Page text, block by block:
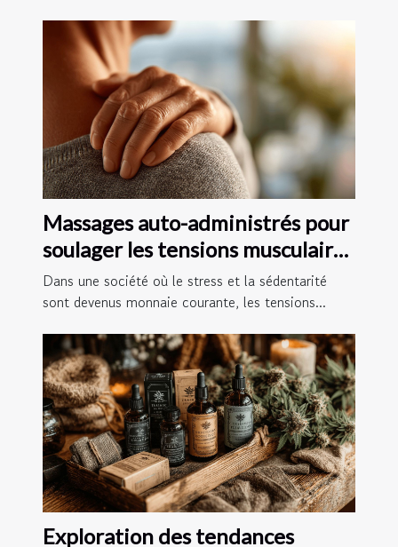
Massages auto-administrés pour
soulager les tensions musculaires
chez soi
Dans une société où le stress et la sédentarité
sont devenus monnaie courante, les tensions...
Exploration des tendances